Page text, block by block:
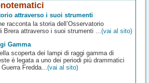
attraverso i suoi strumenti
racconta la storia dell’Osservatorio
Brera attraverso i suoi strumenti ...(vai al sito)
Gamma
scoperta dei lampi di raggi gamma di
è legata a uno dei periodi più drammatici
Fredda... (vai al sito)